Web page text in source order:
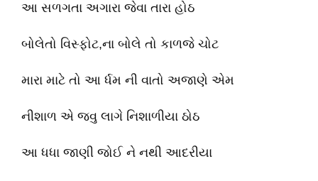
આ સળગતા અગારા જેવા તારા હોઠ
બોલેતો વિસ્ફોટ,ના બોલે તો કાળજે ચોટ
મારા માટે તો આ ર્ધમ ની વાતો અજાણે એમ
નીશાળ એ જવુ લાગે નિશાળીયા ઠોઠ
આ ધધા જાણી જોઈ ને નથી આદરીયા